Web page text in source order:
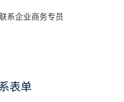
系企业商务专员
表单